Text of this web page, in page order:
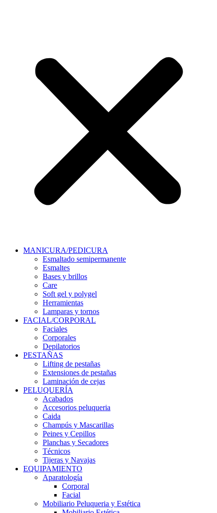
MANICURA/PEDICURA
Esmaltado semipermanente
Esmaltes
Bases y brillos
Care
Soft gel y polygel
Herramientas
Lamparas y tornos
FACIAL/CORPORAL
Faciales
Corporales
Depilatorios
PESTAÑAS
Lifting de pestañas
Extensiones de pestañas
Laminación de cejas
PELUQUERÍA
Acabados
Accesorios peluqueria
Caida
Champús y Mascarillas
Peines y Cepillos
Planchas y Secadores
Técnicos
Tijeras y Navajas
EQUIPAMIENTO
Aparatología
Corporal
Facial
Mobiliario Peluqueria y Estética